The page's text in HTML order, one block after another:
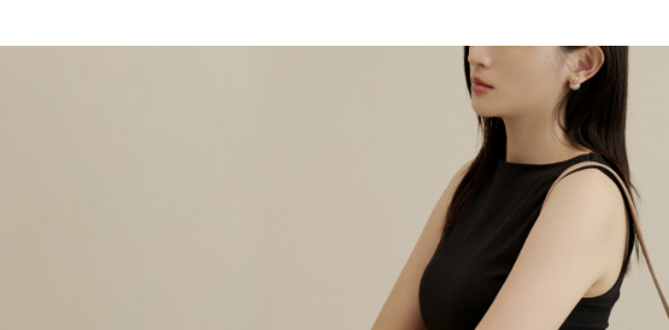
每筆NT$80，滿NT$1,500(
宅配（無提供外島）
每筆NT$100，滿
每筆NT$100，滿
付款後門市自取
免運費
東京系列
包款容量分類 隨身包
全站商品
真皮經典單品 包包
多功能包包挑選 雙背帶
多功能包包挑選 可放A4包
風格搭配指南 商務幹練風